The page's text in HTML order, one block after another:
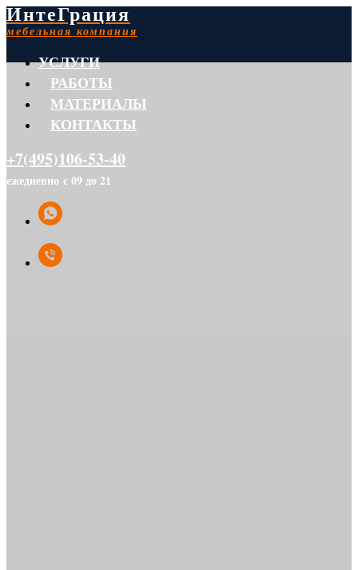
ИнтеГрация
мебельная компания
УСЛУГИ
РАБОТЫ
МАТЕРИАЛЫ
КОНТАКТЫ
+7(495)106-53-40
ежедневно с 09 до 21